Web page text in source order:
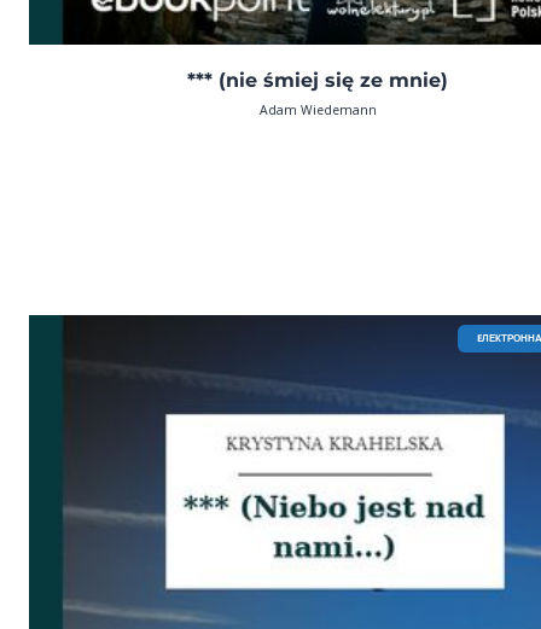
*** (nie śmiej się ze mnie)
Adam Wiedemann